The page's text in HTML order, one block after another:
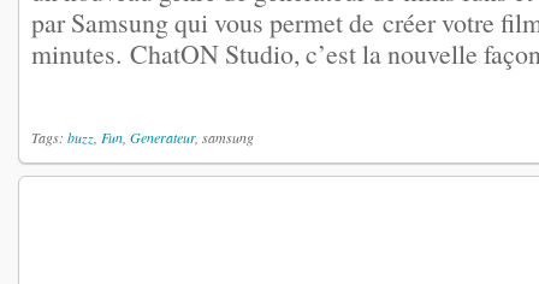
par Samsung qui vous permet de créer votre
minutes. ChatON Studio, c’est la nouvelle
Tags: buzz Fun Generateur, samsung